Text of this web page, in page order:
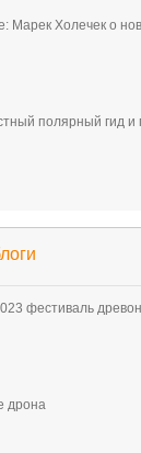
Марек Холечек о
полярный гид и
фестиваль
дрона